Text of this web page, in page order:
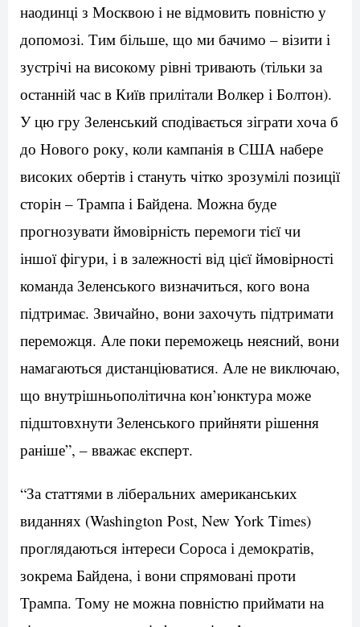
наодинці з Москвою і не відмовить повністю у
допомозі. Тим більше, що ми бачимо – візити і
зустрічі на високому рівні тривають (тільки за
останній час в Київ прилітали Волкер і Болтон).
У цю гру Зеленський сподівається зіграти хоча б
до Нового року, коли кампанія в США набере
високих обертів і стануть чітко зрозумілі позиції
сторін – Трампа і Байдена. Можна буде
прогнозувати ймовірність перемоги тієї чи
іншої фігури, і в залежності від цієї ймовірності
команда Зеленського визначиться, кого вона
підтримає. Звичайно, вони захочуть підтримати
переможця. Але поки переможець неясний, вони
намагаються дистанціюватися. Але не виключаю,
що внутрішньополітична кон’юнктура може
підштовхнути Зеленського прийняти рішення
раніше”, – вважає експерт.
“За статтями в ліберальних американських
виданнях (Washington Post, New York Times)
проглядаються інтереси Сороса і демократів,
зокрема Байдена, і вони спрямовані проти
Трампа. Тому не можна повністю приймати на